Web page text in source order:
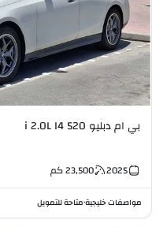
بي ام دبليو 520 i 2.0L I4
2025
23,500كم
مواصفات خليجية•متاحة للتمويل